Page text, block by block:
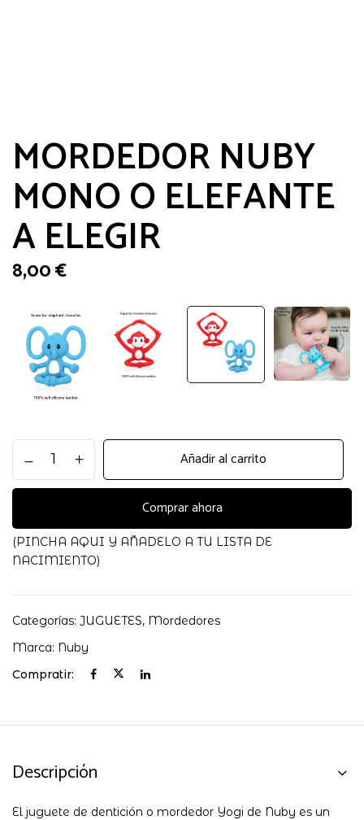
MORDEDOR NUBY
MONO O ELEFANTE
A ELEGIR
8,00€
NUBY
MONO
ELEFANTE
A
ELEGIR
Añadir al carrito
Comprar ahora
(PINCHA AQUI Y AÑADELO A TU LISTA DE
NACIMIENTO)
Categorías: JUGUETES, Mordedores
Marca: Nuby
Compratir:
Descripción
El juguete de dentición o mordedor Yogi de Nuby es un